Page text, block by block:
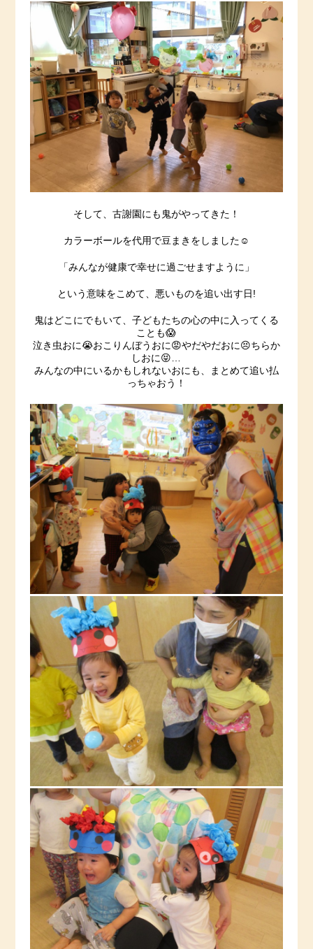
そして、古謝園にも鬼がやってきた！
カラーボールを代用で豆まきをしました☺️
「みんなが健康で幸せに過ごせますように」
という意味をこめて、悪いものを追い出す日!
鬼はどこにでもいて、子どもたちの心の中に入ってくる
ことも😱
泣き虫おに😭おこりんぼうおに😡やだやだおに😣ちらか
しおに😝…
みんなの中にいるかもしれないおにも、まとめて追い払
っちゃおう！